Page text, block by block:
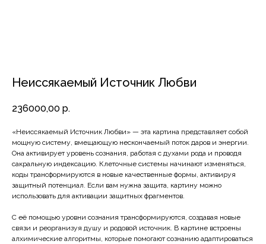
Неиссякаемый Источник Любви
236000,00 р.
«Неиссякаемый Источник Любви» — эта картина представляет собой
мощную систему, вмещающую нескончаемый поток даров и энергии.
Она активирует уровень сознания, работая с духами рода и проводя
сакральную индексацию. Клеточные системы начинают изменяться,
коды трансформируются в новые качественные формы, активируя
защитный потенциал. Если вам нужна защита, картину можно
использовать для активации защитных фрагментов.
С её помощью уровни сознания трансформируются, создавая новые
связи и реорганизуя душу и родовой источник. В картине встроены
алхимические алгоритмы, которые помогают сознанию адаптироваться